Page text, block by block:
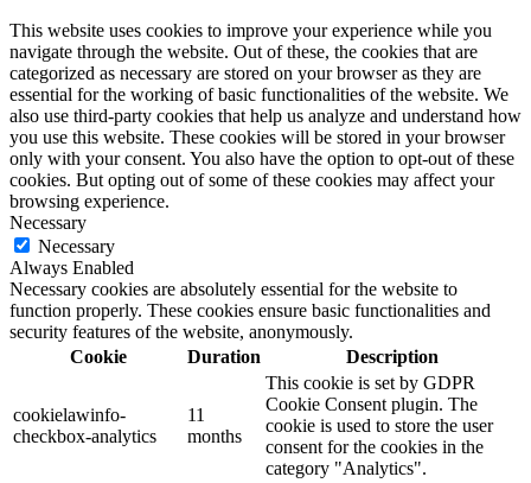
This website uses cookies to improve your experience while you
navigate through the website. Out of these, the cookies that are
categorized as necessary are stored on your browser as they are
essential for the working of basic functionalities of the website. We
also use third-party cookies that help us analyze and understand how
you use this website. These cookies will be stored in your browser
only with your consent. You also have the option to opt-out of these
cookies. But opting out of some of these cookies may affect your
browsing experience.
Necessary
Necessary
Always Enabled
Necessary cookies are absolutely essential for the website to
function properly. These cookies ensure basic functionalities and
security features of the website, anonymously.
Cookie
Duration Description
cookielawinfo-
checkbox-analytics
11
months
This cookie is set by GDPR
Cookie Consent plugin. The
cookie is used to store the user
consent for the cookies in the
category "Analytics".